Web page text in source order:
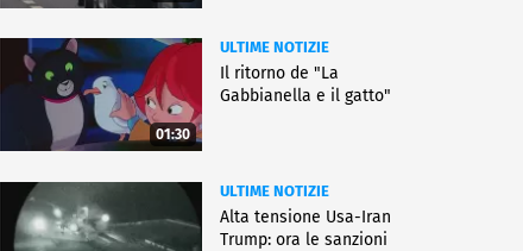
01:30
ULTIME NOTIZIE
Il ritorno de "La
Gabbianella e il gatto"
ULTIME NOTIZIE
Alta tensione Usa-Iran
Trump: ora le sanzioni